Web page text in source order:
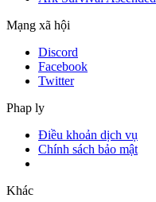
Mạng xã hội
Discord
Facebook
Twitter
Phap ly
Điều khoản dịch vụ
Chính sách bảo mật
Khác